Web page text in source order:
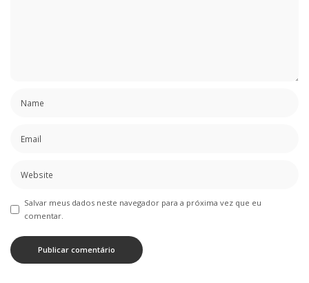
Salvar meus dados neste navegador para a próxima vez que eu
comentar.